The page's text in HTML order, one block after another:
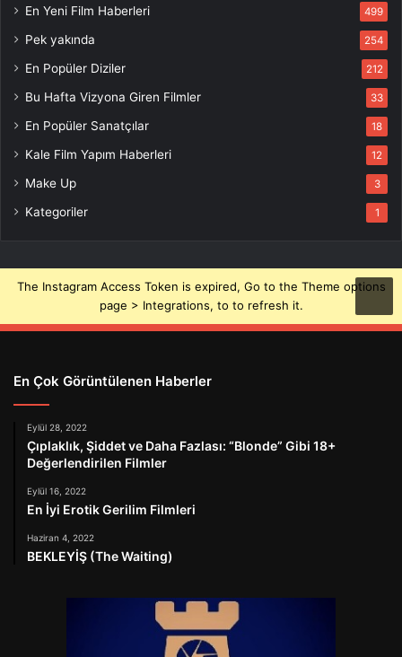
En Yeni Film Haberleri 499
Pek yakında 254
En Popüler Diziler 212
Bu Hafta Vizyona Giren Filmler 33
En Popüler Sanatçılar 18
Kale Film Yapım Haberleri 12
Make Up 3
Kategoriler 1
The Instagram Access Token is expired, Go to the Theme options
page > Integrations, to to refresh it.
En Çok Görüntülenen Haberler
Eylül 28, 2022
Çıplaklık, Şiddet ve Daha Fazlası: “Blonde” Gibi 18+
Değerlendirilen Filmler
Eylül 16, 2022
En İyi Erotik Gerilim Filmleri
Haziran 4, 2022
BEKLEYİŞ (The Waiting)